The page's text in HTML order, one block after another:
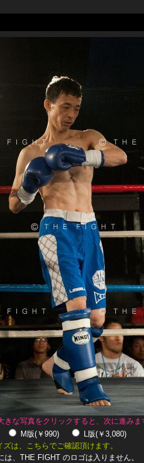
きな写真をクリックすると、次に進みま
M版(￥990)
L版(￥3,080)
は、こちらでご確認頂けます。
は、THE FIGHT のロゴは入りません。